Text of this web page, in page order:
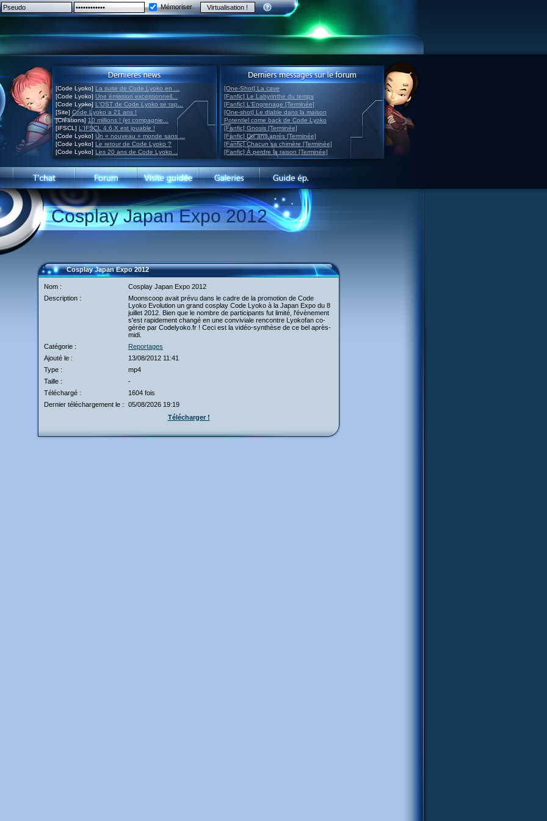
Mémoriser
[Code Lyoko] La suite de Code Lyoko en ...
[Code Lyoko] Une émission exceptionnell...
[Code Lyoko] L'OST de Code Lyoko se rap...
[Site] Code Lyoko a 21 ans !
[Créations] 10 millions ! (et compagnie...
[IFSCL] L'IFSCL 4.6.X est jouable !
[Code Lyoko] Un « nouveau » monde sans ...
[Code Lyoko] Le retour de Code Lyoko ?
[Code Lyoko] Les 20 ans de Code Lyoko...
[One-Shot] La cave
[Fanfic] Le Labyrinthe du temps
[Fanfic] L'Engrenage [Terminée]
[One-shot] Le diable dans la maison
Potentiel come back de Code Lyoko
[Fanfic] Gnosis [Terminée]
[Fanfic] Dix ans après [Terminée]
[Fanfic] Chacun sa chimère [Terminée]
[Fanfic] À perdre la raison [Terminée]
Cosplay Japan Expo 2012
Cosplay Japan Expo 2012
Nom :
Cosplay Japan Expo 2012
Description :
Moonscoop avait prévu dans le cadre de la promotion de Code
Lyoko Evolution un grand cosplay Code Lyoko à la Japan Expo du 8
juillet 2012. Bien que le nombre de participants fut limité, l'évènement
s'est rapidement changé en une conviviale rencontre Lyokofan co-
gérée par Codelyoko.fr ! Ceci est la vidéo-synthèse de ce bel après-
midi.
Catégorie :
Reportages
Ajouté le :
13/08/2012 11:41
Type :
mp4
Taille :
-
Téléchargé :
1604 fois
Dernier téléchargement le :
05/08/2026 19:19
Télécharger !